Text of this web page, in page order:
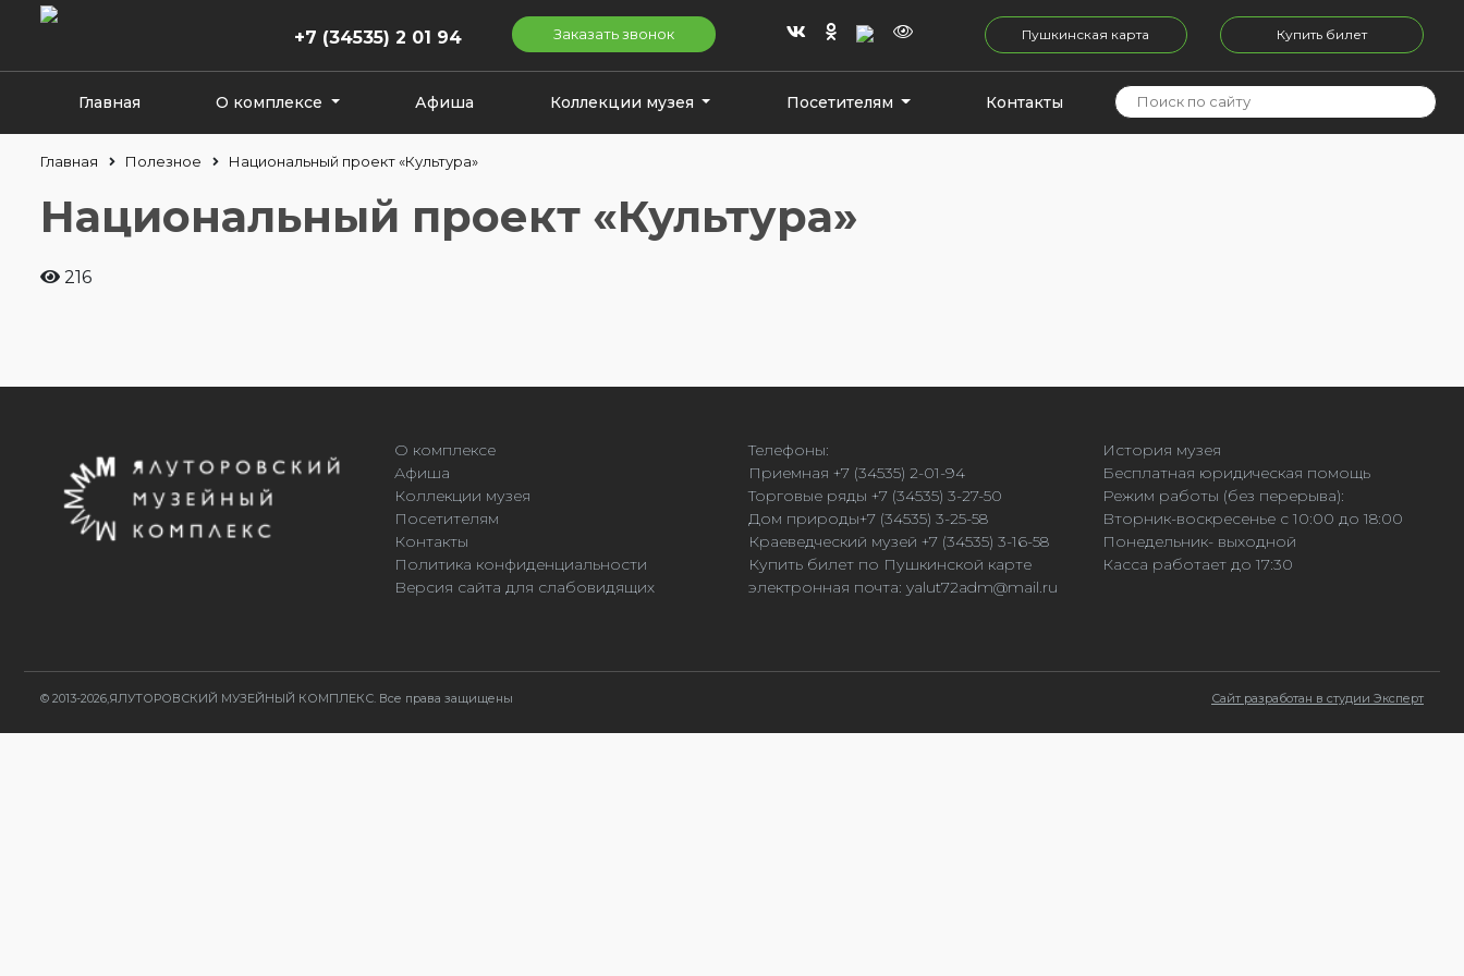
+7 (34535) 2 01 94 Заказать звонок Пушкинская карта Купить билет
Главная О комплексе Афиша Коллекции музея Посетителям Контакты
Главная Полезное Национальный проект «Культура»
Национальный проект «Культура»
216
О комплексе
Афиша
Коллекции музея
Посетителям
Контакты
Политика конфиденциальности
Версия сайта для слабовидящих
Телефоны:
Приемная +7 (34535) 2-01-94
Торговые ряды +7 (34535) 3-27-50
Дом природы+7 (34535) 3-25-58
Краеведческий музей +7 (34535) 3-16-58
Купить билет по Пушкинской карте
электронная почта: yalut72adm@mail.ru
История музея
Бесплатная юридическая помощь
Режим работы (без перерыва):
Вторник-воскресенье с 10:00 до 18:00
Понедельник- выходной
Касса работает до 17:30
© 2013-2026,ЯЛУТОРОВСКИЙ МУЗЕЙНЫЙ КОМПЛЕКС. Все права защищены Сайт разработан в студии Эксперт